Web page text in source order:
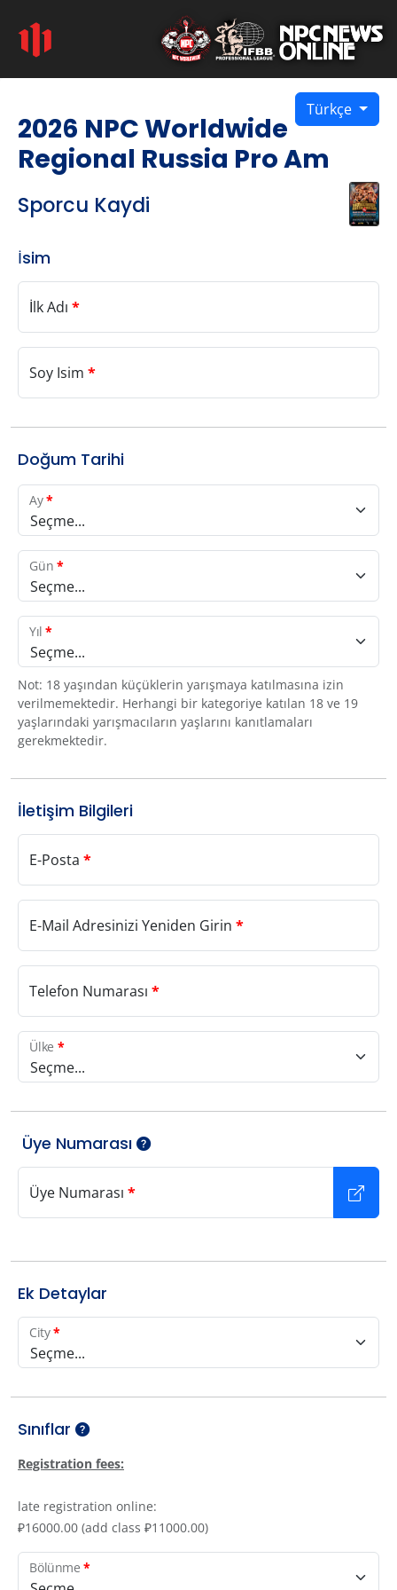
Türkçe
2026 NPC Worldwide
Regional Russia Pro Am
Sporcu Kaydi
İsim
İlk Adı *
Soy Isim *
Doğum Tarihi
Seçme...
Ay*
Seçme...
Gün *
Seçme...
Yıl *
Not: 18 yaşından küçüklerin yarışmaya katılmasına izin
verilmemektedir. Herhangi bir kategoriye katılan 18 ve 19
yaşlarındaki yarışmacıların yaşlarını kanıtlamaları
gerekmektedir.
İletişim Bilgileri
E-Posta *
E-Mail Adresinizi Yeniden Girin *
Telefon Numarası *
Seçme...
Ülke *
Üye Numarası
Üye Numarası *
Ek Detaylar
Seçme...
City*
Sınıflar
Registration fees:
late registration online:
₽16000.00 (add class ₽11000.00)
Bölünme*